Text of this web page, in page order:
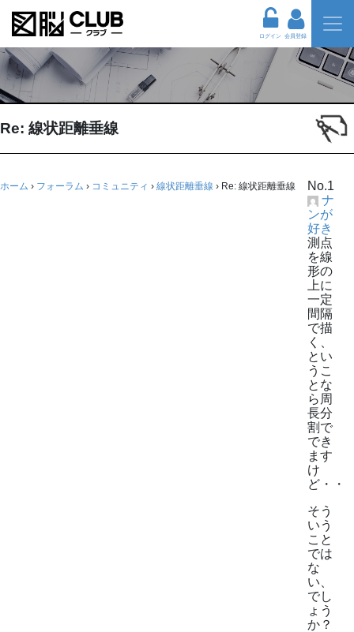
ログイン 会員登録
Re: 線状距離垂線
ホーム › フォーラム › コミュニティ › 線状距離垂線 › Re: 線状距離垂線
No.1
ナ
ンが
好き
測点
を線
形の
上に
一定
間隔
で描
く、
とい
うこ
とな
ら周
長分
割で
でき
ます
け
ど・・
そう
いう
こと
では
な
い、
でし
ょう
か？